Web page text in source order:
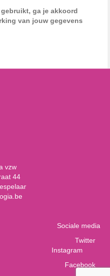
ga je akkoord
van jouw gegevens
vzw
44
Sociale media
Twitter
Instagram
Facebook